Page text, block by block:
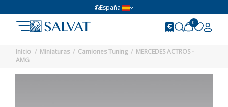
España
0
Inicio Miniaturas Camiones Tuning
MERCEDES ACTROS -
AMG